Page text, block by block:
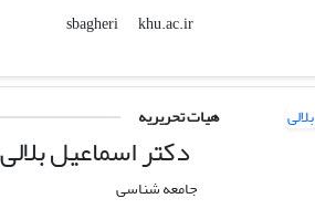
sbagheri
khu.ac.ir
هیات تحریریه
دکتر اسماعیل بلالی
جامعه شناسی